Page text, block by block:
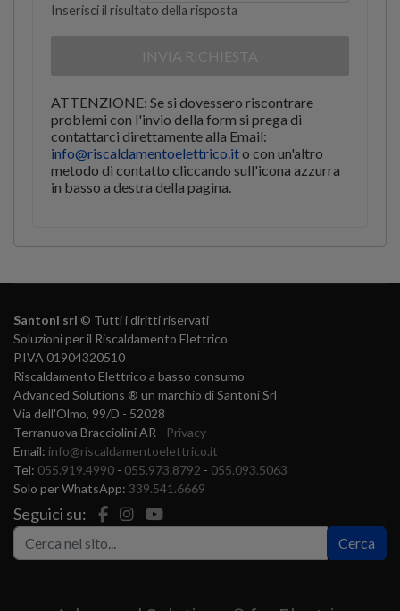
Per queste finalità, il Cliente dà il proprio
Preso atto dell'informativa di cui sopra,
autorizzo il trattamento e la comunicazione
dei miei dati a Santoni Srl.
Inserisci il risultato della risposta
INVIA RICHIESTA
ATTENZIONE: Se si dovessero riscontrare
problemi con l'invio della form si prega di
contattarci direttamente alla Email:
info@riscaldamentoelettrico.ito con un'altro
metodo di contatto cliccando sull'icona azzurra
in basso a destra della pagina.
Santoni srl © Tutti i diritti riservati
Soluzioni per il Riscaldamento Elettrico
P.IVA 01904320510
Riscaldamento Elettrico a basso consumo
Advanced Solutions ® un marchio di Santoni Srl
Via dell'Olmo, 99/D - 52028
Terranuova Bracciolini AR - Privacy
Email: info@riscaldamentoelettrico.it
Tel: 055.919.4990 - 055.973.8792 - 055.093.5063
Solo per WhatsApp: 339.541.6669
Seguici su:
Cerca